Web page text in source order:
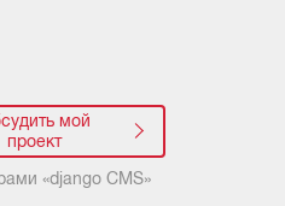
мой
проект
«django CMS»